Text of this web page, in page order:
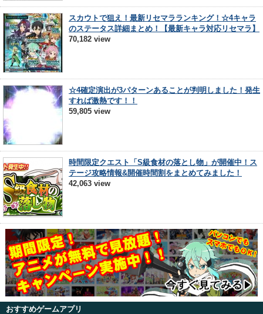
スカウトで狙え！最新リセマラランキング！☆4キャラ
のステータス詳細まとめ！【最新キャラ対応リセマラ】
70,182 view
☆4確定演出が3パターンあることが判明しました！発生
すれば激熱です！！
59,805 view
時間限定クエスト「S級食材の落とし物」が開催中！ス
テージ攻略情報&開催時間割をまとめてみました！
42,063 view
おすすめゲームアプリ